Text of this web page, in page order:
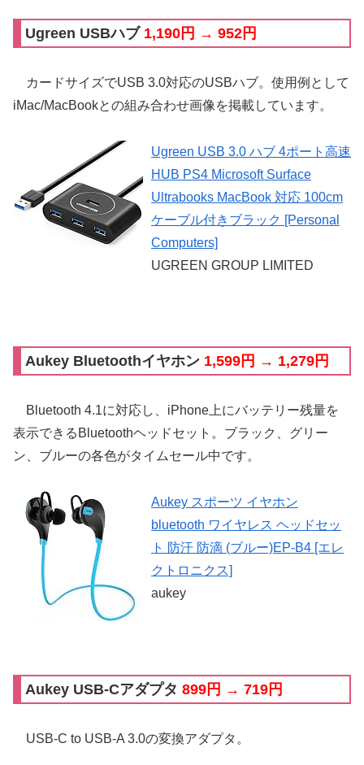
Ugreen USBハブ 1,190円 → 952円
カードサイズでUSB 3.0対応のUSBハブ。使用例として
iMac/MacBookとの組み合わせ画像を掲載しています。
Ugreen USB 3.0 ハブ 4ポート高速
HUB PS4 Microsoft Surface
Ultrabooks MacBook 対応 100cm
ケーブル付きブラック [Personal
Computers]
UGREEN GROUP LIMITED
Aukey Bluetoothイヤホン 1,599円 → 1,279円
Bluetooth 4.1に対応し、iPhone上にバッテリー残量を
表示できるBluetoothヘッドセット。ブラック、グリー
ン、ブルーの各色がタイムセール中です。
Aukey スポーツ イヤホン
bluetooth ワイヤレス ヘッドセッ
ト 防汗 防滴 (ブルー)EP-B4 [エレ
クトロニクス]
aukey
Aukey USB-Cアダプタ 899円 → 719円
USB-C to USB-A 3.0の変換アダプタ。